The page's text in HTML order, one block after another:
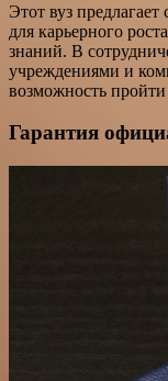
Этот вуз
для карьерного
знаний. В
учреждениями и
возможность
Гарантия